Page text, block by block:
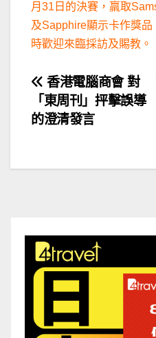
月31日的決賽，羸取
及Sapphire顯示卡作獎
時歡迎來臨採訪及賜教。
文
章
覽
香港電腦商會 對
「東周刊」抨擊誤導
的澄清發言